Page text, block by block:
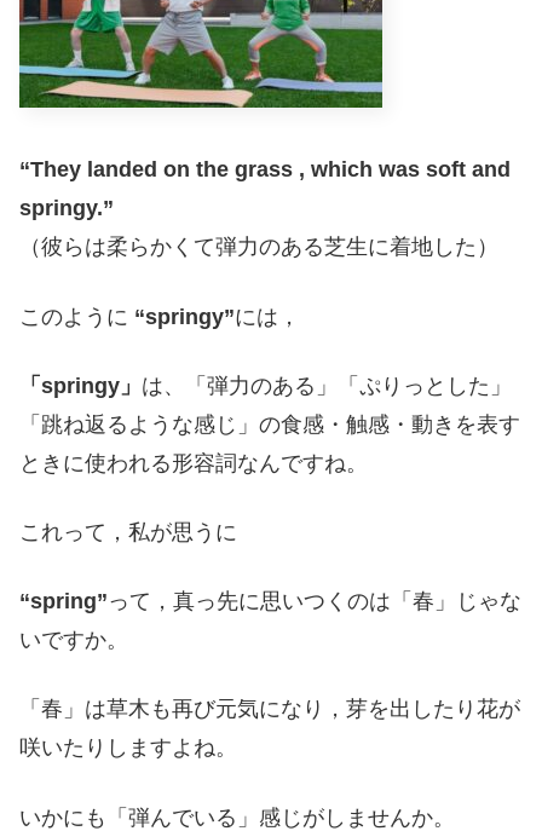
“They landed on the grass , which was soft and
springy.”
（彼らは柔らかくて弾力のある芝生に着地した）
このように “springy”には，
「springy」 は、「弾力のある」「ぷりっとした」
「跳ね返るような感じ」の食感・触感・動きを表す
ときに使われる形容詞なんですね。
これって，私が思うに
“spring”って，真っ先に思いつくのは「春」じゃな
いですか。
「春」は草木も再び元気になり，芽を出したり花が
咲いたりしますよね。
いかにも「弾んでいる」感じがしませんか。